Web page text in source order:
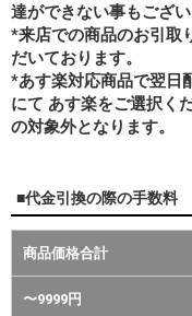
達ができない事もござい
*来店での商品のお引取
だいております。
*あす楽対応商品で翌日
にて あす楽をご選択く
の対象外となります。
■代金引換の際の手数料
商品価格合計
〜9999円